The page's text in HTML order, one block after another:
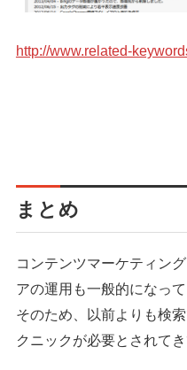
http://www.related-
まとめ
コンテンツマーケティン
アの運用も一般的になって
そのため、以前よりも検
クニックが必要とされてき